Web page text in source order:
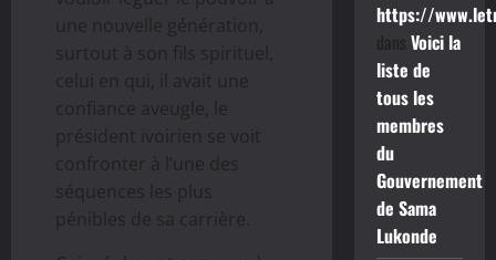
une nouvelle génération,
surtout à son fils spirituel,
celui en qui, il avait une
confiance aveugle, le
président ivoirien se voit
confronter à l’une des
séquences les plus
pénibles de sa carrière.
https://
dans Voici la
liste de
tous les
membres
du
Gouvernement
de Sama
Lukonde